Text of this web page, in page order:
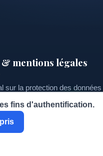
mentions légales
sur la protection des données
», les informations
destiné à la gestion
des demandes d'adhésion.
fins d'authentification.